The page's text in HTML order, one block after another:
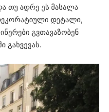
თუ ადრე ეს მასალა
დეტალი,
გვთავაზობენ
გახვევას.